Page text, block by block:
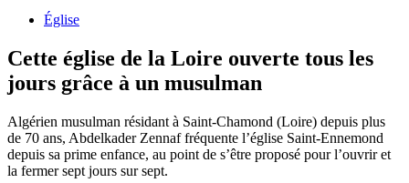
Église
Cette église de la Loire ouverte tous les
jours grâce à un musulman
Algérien musulman résidant à Saint-Chamond (Loire) depuis plus
de 70 ans, Abdelkader Zennaf fréquente l’église Saint-Ennemond
depuis sa prime enfance, au point de s’être proposé pour l’ouvrir et
la fermer sept jours sur sept.